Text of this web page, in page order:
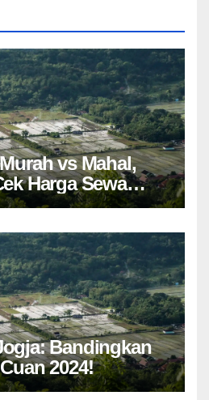
vs Mahal,
Harga Sewa
Bandingkan
2024!